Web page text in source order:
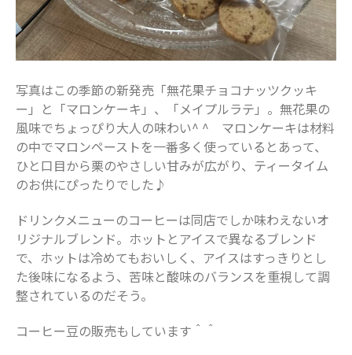
写真はこの季節の新発売「無花果チョコナッツクッキ
ー」と「マロンケーキ」、「メイプルラテ」。無花果の
風味でちょっぴり大人の味わい^ ^ マロンケーキは材料
の中でマロンペーストを一番多く使っているとあって、
ひと口目から栗のやさしい甘みが広がり、ティータイム
のお供にぴったりでした♪
ドリンクメニューのコーヒーは同店でしか味わえないオ
リジナルブレンド。ホットとアイスで異なるブレンド
で、ホットは冷めてもおいしく、アイスはすっきりとし
た後味になるよう、苦味と酸味のバランスを重視して調
整されているのだそう。
コーヒー豆の販売もしています＾＾